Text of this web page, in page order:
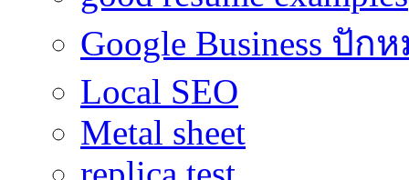
Google Business ปัก
Local SEO
Metal sheet